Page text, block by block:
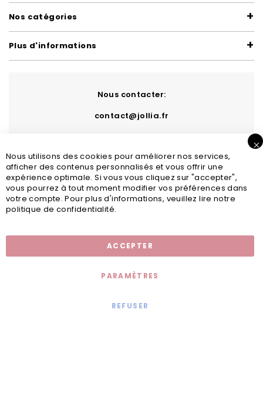
Nos catégories
Plus d'informations
Nous contacter:
contact@jollia.fr
Nous utilisons des cookies pour améliorer nos services,
afficher des contenus personnalisés et vous offrir une
expérience optimale. Si vous vous cliquez sur "accepter",
vous pourrez à tout moment modifier vos préférences dans
votre compte. Pour plus d'informations, veuillez lire notre
politique de confidentialité.
ACCEPTER
PARAMÈTRES
REFUSER